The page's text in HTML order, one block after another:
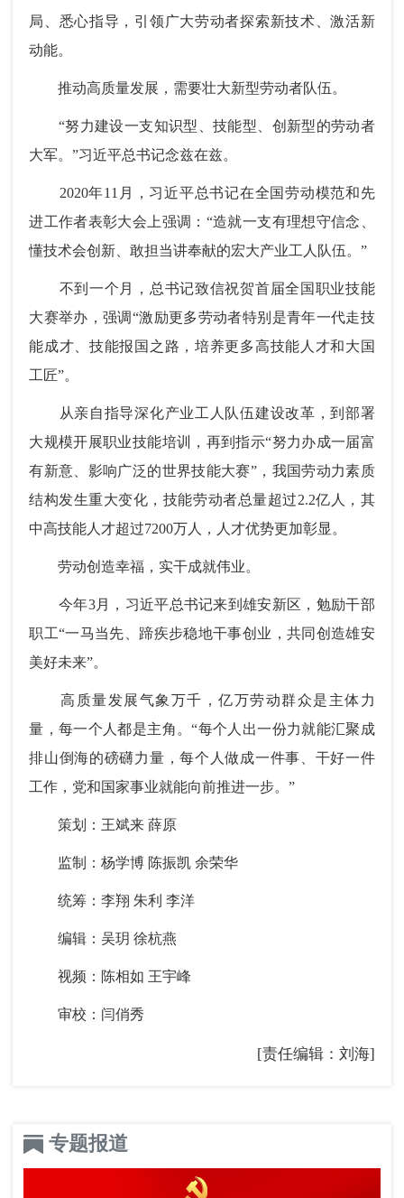
局、悉心指导，引领广大劳动者探索新技术、激活新
动能。
推动高质量发展，需要壮大新型劳动者队伍。
“努力建设一支知识型、技能型、创新型的劳动者
大军。”习近平总书记念兹在兹。
2020年11月，习近平总书记在全国劳动模范和先
进工作者表彰大会上强调：“造就一支有理想守信念、
懂技术会创新、敢担当讲奉献的宏大产业工人队伍。”
不到一个月，总书记致信祝贺首届全国职业技能
大赛举办，强调“激励更多劳动者特别是青年一代走技
能成才、技能报国之路，培养更多高技能人才和大国
工匠”。
从亲自指导深化产业工人队伍建设改革，到部署
大规模开展职业技能培训，再到指示“努力办成一届富
有新意、影响广泛的世界技能大赛”，我国劳动力素质
结构发生重大变化，技能劳动者总量超过2.2亿人，其
中高技能人才超过7200万人，人才优势更加彰显。
劳动创造幸福，实干成就伟业。
今年3月，习近平总书记来到雄安新区，勉励干部
职工“一马当先、蹄疾步稳地干事创业，共同创造雄安
美好未来”。
高质量发展气象万千，亿万劳动群众是主体力
量，每一个人都是主角。“每个人出一份力就能汇聚成
排山倒海的磅礴力量，每个人做成一件事、干好一件
工作，党和国家事业就能向前推进一步。”
策划：王斌来 薛原
监制：杨学博 陈振凯 余荣华
统筹：李翔 朱利 李洋
编辑：吴玥 徐杭燕
视频：陈相如 王宇峰
审校：闫俏秀
[责任编辑：刘海]
专题报道